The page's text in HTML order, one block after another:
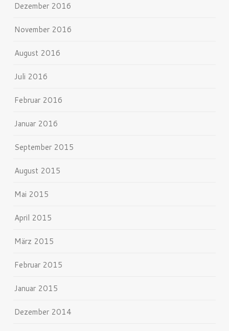
Dezember 2016
November 2016
August 2016
Juli 2016
Februar 2016
Januar 2016
September 2015
August 2015
Mai 2015
April 2015
März 2015
Februar 2015
Januar 2015
Dezember 2014